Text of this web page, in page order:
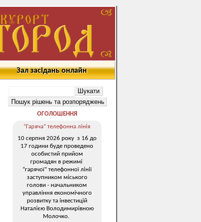
Зал засідань онлайн
ОГОЛОШЕННЯ
“Гаряча” телефонна лінія
10 серпня 2026 року з 16 до
17 години буде проведено
особистий прийом
громадян в режимі
“гарячої” телефонної лінії
заступником міського
голови - начальником
управління економічного
розвитку та інвестицій
Наталією Володимирівною
Молочко.